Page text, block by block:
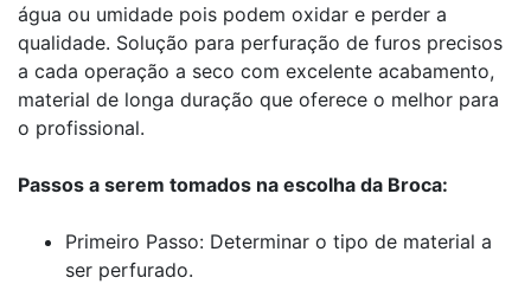
água ou umidade pois podem oxidar e perder a
qualidade. Solução para perfuração de furos precisos
a cada operação a seco com excelente acabamento,
material de longa duração que oferece o melhor para
o profissional.
Passos a serem tomados na escolha da Broca:
Primeiro Passo: Determinar o tipo de material a
ser perfurado.